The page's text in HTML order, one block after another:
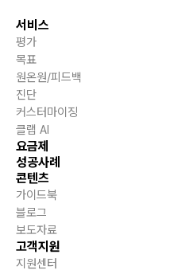
서비스
평가
목표
원온원/피드백
진단
커스터마이징
클랩 AI
요금제
성공사례
콘텐츠
가이드북
블로그
보도자료
고객지원
지원센터